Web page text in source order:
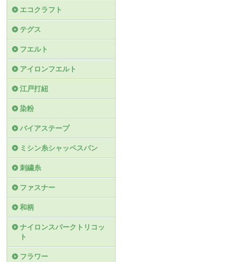
エコクラフト
テグス
フエルト
アイロンフエルト
江戸打紐
染粉
バイアステープ
ミシン糸シャッペスパン
刺繍糸
ファスナー
和柄
ナイロンスパークトリコッ
ト
フラワー